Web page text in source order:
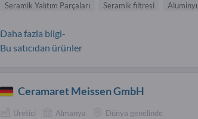
Seramik Yalıtım Parçaları
Seramik filtresi
Daha fazla bilgi-
Bu satıcıdan ürünler
Ceramaret Meissen GmbH
Üretici Almanya Dünya genelinde